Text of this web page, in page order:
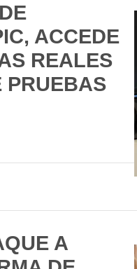
ACCEDE
REALES
PRUEBAS
A